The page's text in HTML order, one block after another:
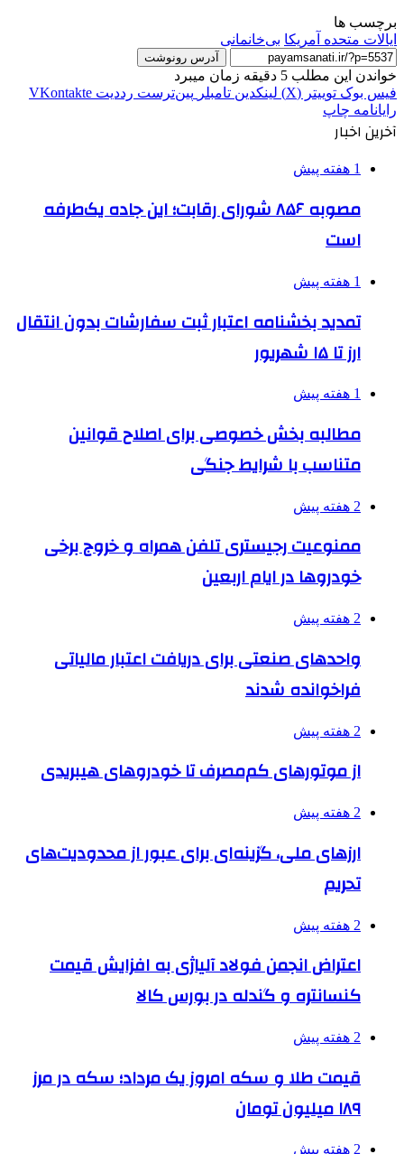
برچسب ها
ایالات متحده آمریکا بی‌خانمانی
آدرس رونوشت
خواندن این مطلب 5 دقیقه زمان میبرد
فیس بوک توییتر (X) لینکدین ‫تامبلر ‫پین‌ترست ‫رددیت ‫VKontakte
رایانامه چاپ
آخرین اخبار
1 هفته پیش
مصوبه ۸۵۶ شورای رقابت؛ این جاده یک‌طرفه
است
1 هفته پیش
تمدید بخشنامه اعتبار ثبت سفارشات بدون انتقال
ارز تا ۱۵ شهریور
1 هفته پیش
مطالبه بخش خصوصی برای اصلاح قوانین
متناسب با شرایط جنگی
2 هفته پیش
ممنوعیت رجیستری تلفن همراه و خروج برخی
خودروها در ایام اربعین
2 هفته پیش
واحدهای صنعتی برای دریافت اعتبار مالیاتی
فراخوانده شدند
2 هفته پیش
از موتورهای کم‌مصرف تا خودروهای هیبریدی
2 هفته پیش
ارزهای ملی، گزینه‌ای برای عبور از محدودیت‌های
تحریم
2 هفته پیش
اعتراض انجمن فولاد آلیاژی به افزایش قیمت
کنسانتره و گندله در بورس کالا
2 هفته پیش
قیمت طلا و سکه امروز یک مرداد؛ سکه در مرز
۱۸۹ میلیون تومان
2 هفته پیش